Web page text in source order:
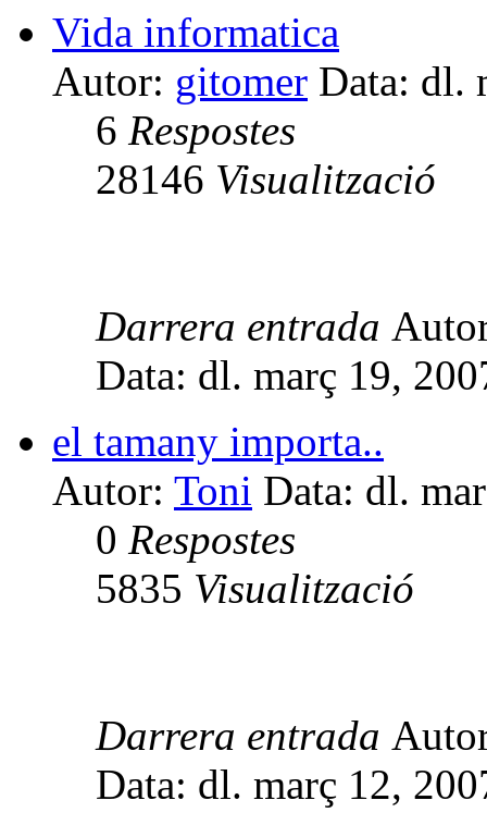
Vida informatica
Autor: gitomer Data: dl.
6 Respostes
28146 Visualització
Darrera entrada
Data: dl. març 19,
el tamany importa..
Autor: Toni Data: dl.
0 Respostes
5835 Visualització
Darrera entrada
Data: dl. març 12,